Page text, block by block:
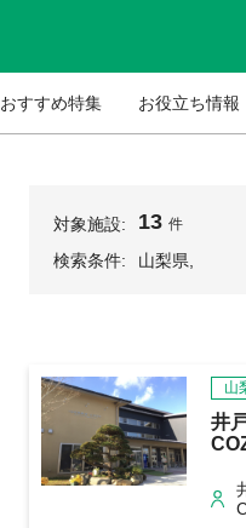
おすすめ特集 お役立ち情報
対象施設: 13 件
検索条件: 山梨県,
山
井